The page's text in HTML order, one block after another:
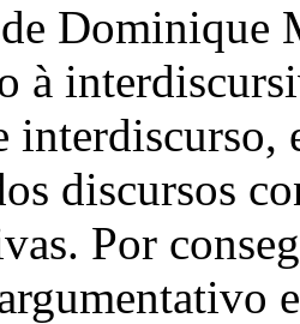
Dominique
à
discursos
Por